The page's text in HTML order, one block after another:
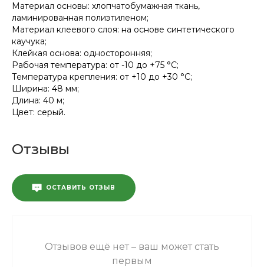
Материал основы: хлопчатобумажная ткань,
ламинированная полиэтиленом;
Материал клеевого слоя: на основе синтетического
каучука;
Клейкая основа: односторонняя;
Рабочая температура: от -10 до +75 °C;
Температура крепления: от +10 до +30 °C;
Ширина: 48 мм;
Длина: 40 м;
Цвет: серый.
Отзывы
ОСТАВИТЬ ОТЗЫВ
Отзывов ещё нет – ваш может стать
первым